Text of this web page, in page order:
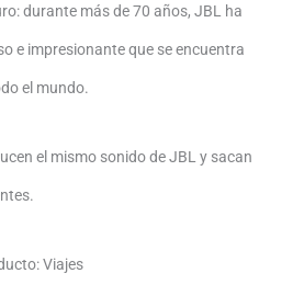
durante más de 70 años, JBL ha
e impresionante que se encuentra
el mundo.
el mismo sonido de JBL y sacan
Viajes